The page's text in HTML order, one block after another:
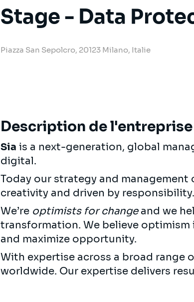
Stage - Data
Piazza San Sepolcro, 20123 Milano, Italie
Description de l'entreprise
Sia is a next-generation, global
digital.
Today our strategy and
creativity and driven by responsibility.
We’re optimists for change and we
transformation. We believe
and maximize opportunity.
With expertise across a broad range
worldwide. Our expertise delivers